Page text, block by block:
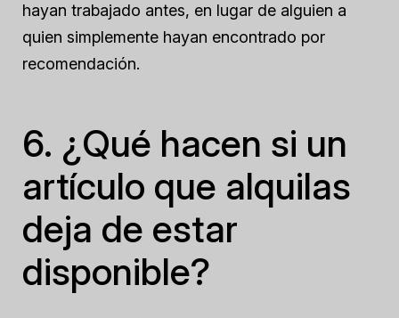
hayan trabajado antes, en lugar de alguien a
quien simplemente hayan encontrado por
recomendación.
6. ¿Qué hacen si un
artículo que alquilas
deja de estar
disponible?